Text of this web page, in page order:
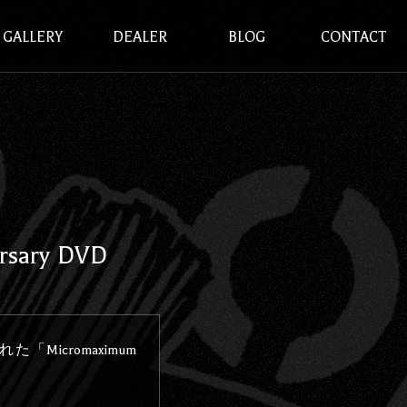
GALLERY DEALER BLOG CONTACT
DVD
た「Micromaximum